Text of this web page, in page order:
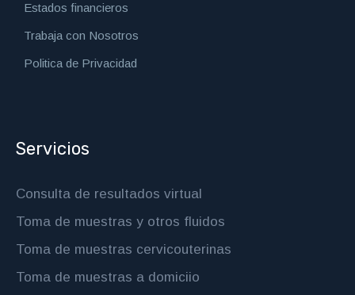
Estados financieros
Trabaja con Nosotros
Politica de Privacidad
Servicios
Consulta de resultados virtual
Toma de muestras y otros fluidos
Toma de muestras cervicouterinas
Toma de muestras a domiciio